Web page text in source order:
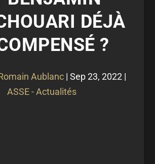
DÉJÀ
?
Aublanc| Sep 23, 2022|
ASSE - Actualités